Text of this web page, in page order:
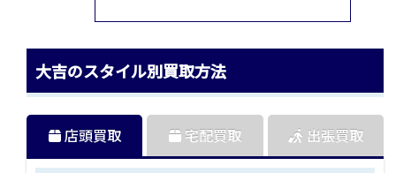
大吉のスタイル別買取方法
店頭買取 宅配買取 出張買取